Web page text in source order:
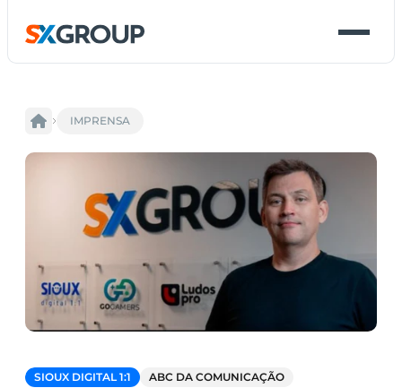
IMPRENSA
SIOUX DIGITAL 1:1 ABC DA COMUNICAÇÃO